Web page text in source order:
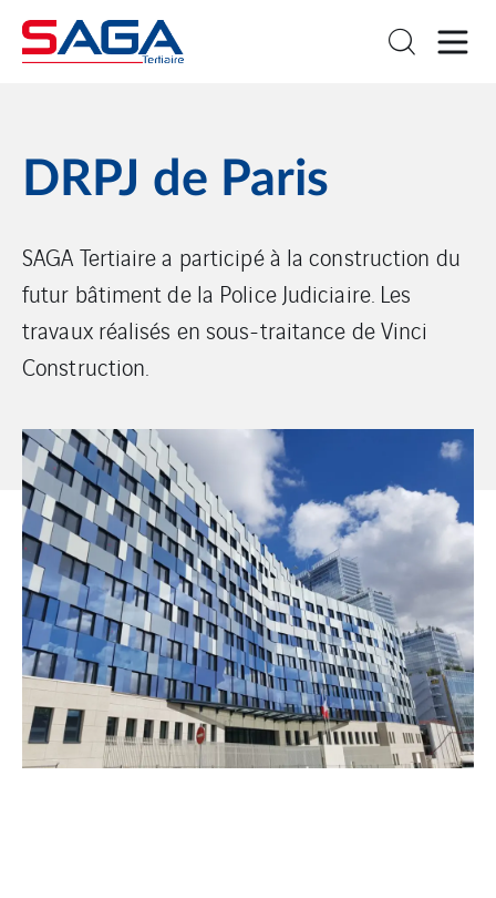
DRPJ de Paris
SAGA Tertiaire a participé à la construction du
futur bâtiment de la Police Judiciaire. Les
travaux réalisés en sous-traitance de Vinci
Construction.